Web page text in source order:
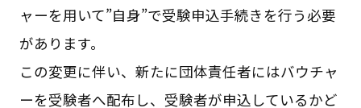
ャーを用いて”自身”で受験申込手続きを行う必要
があります。
この変更に伴い、新たに団体責任者にはバウチャ
ーを受験者へ配布し、受験者が申込しているかど